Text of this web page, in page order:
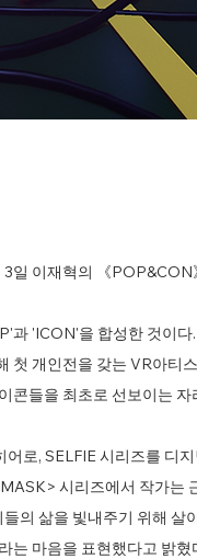
일 이재혁의 《POP&CON
과 'ICON'을 합성한 것이
첫 개인전을 갖는 VR아티
콘들을 최초로 선보이는 자
로, SELFIE 시리즈를 디
시리즈에서 작가는
의 삶을 빛내주기 위해
는 마음을 표현했다고 밝혔